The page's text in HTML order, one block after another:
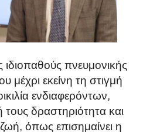
πνευμονικής
μέχρι εκείνη τη στιγμή
ενδιαφερόντων,
δραστηριότητα και
όπως επισημαίνει η